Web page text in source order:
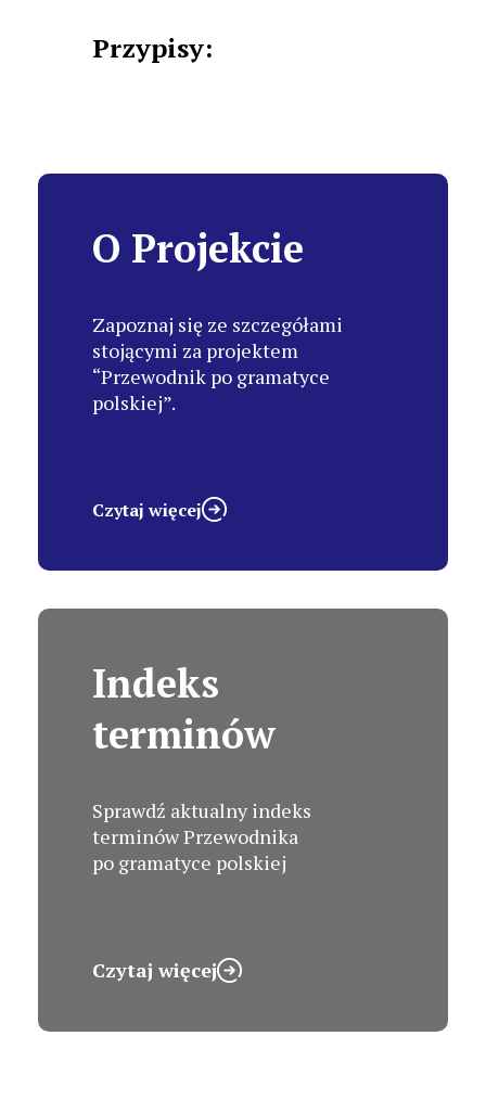
Przypisy:
O Projekcie
Zapoznaj się ze szczegółami
stojącymi za projektem
“Przewodnik po gramatyce
polskiej”.
Czytaj więcej
Indeks
terminów
Sprawdź aktualny indeks
terminów Przewodnika
po gramatyce polskiej
Czytaj więcej